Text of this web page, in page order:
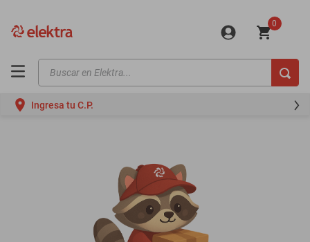
0
Buscar en Elektra...
Ingresa tu C.P.
motos